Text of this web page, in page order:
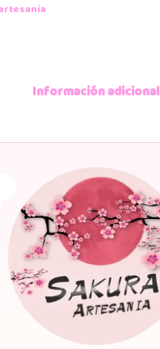
Información adicional